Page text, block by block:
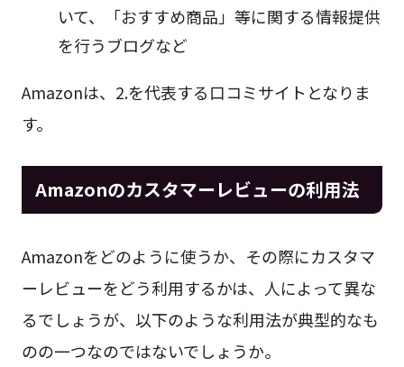
いて、「おすすめ商品」等に関する情報提供
を行うブログなど
Amazonは、2.を代表する口コミサイトとなりま
す。
Amazonのカスタマーレビューの利用法
Amazonをどのように使うか、その際にカスタマ
ーレビューをどう利用するかは、人によって異な
るでしょうが、以下のような利用法が典型的なも
のの一つなのではないでしょうか。